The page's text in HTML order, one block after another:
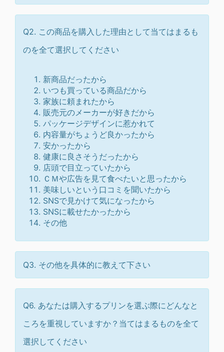
Q2. この商品を購入した理由として当てはまるも
のを全て選択してください
新商品だったから
いつも買っている商品だから
家族に頼まれたから
販売元のメーカーが好きだから
パッケージデザインに惹かれて
内容量がちょうど良かったから
安かったから
健康に良さそうだったから
店頭で目立っていたから
ＣＭや広告を見て食べたいと思ったから
美味しいという口コミを聞いたから
SNSで見かけて気になったから
SNSに載せたかったから
その他
Q3. その他を具体的に教えて下さい
Q6. あなたは購入するプリンを選ぶ際にどんなと
ころを重視していますか？当てはまるものを全て
選択してください